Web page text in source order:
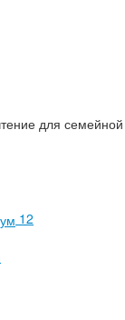
для семейной
12